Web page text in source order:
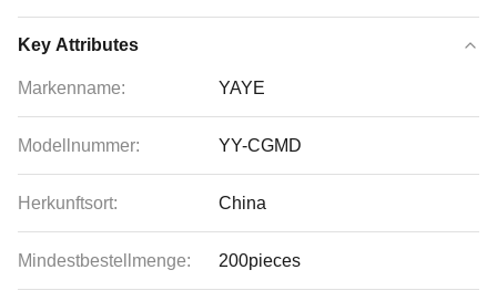
Key Attributes
Markenname: YAYE
Modellnummer: YY-CGMD
Herkunftsort: China
Mindestbestellmenge: 200pieces